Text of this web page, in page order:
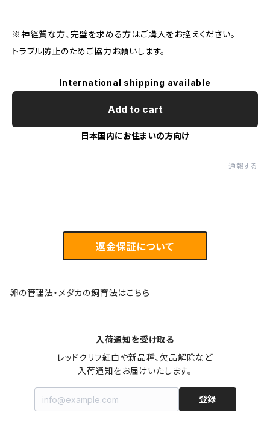
※神経質な方、完璧を求める方はご購入をお控えください。
トラブル防止のためご協力お願いします。
International shipping available
Add to cart
日本国内にお住まいの方向け
通報する
返金保証について
卵の管理法・メダカの飼育法はこちら
入荷通知を受け取る
レッドクリフ紅白や新品種、欠品解除など
入荷通知をお届けいたします。
登録